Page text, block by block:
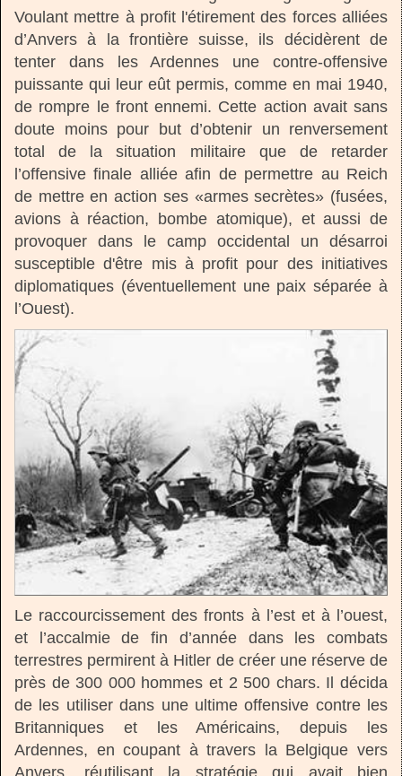
Voulant mettre à profit l'étirement des forces alliées
d’Anvers à la frontière suisse, ils décidèrent de
tenter dans les Ardennes une contre-offensive
puissante qui leur eût permis, comme en mai 1940,
de rompre le front ennemi. Cette action avait sans
doute moins pour but d’obtenir un renversement
total de la situation militaire que de retarder
l’offensive finale alliée afin de permettre au Reich
de mettre en action ses «armes secrètes» (fusées,
avions à réaction, bombe atomique), et aussi de
provoquer dans le camp occidental un désarroi
susceptible d'être mis à profit pour des initiatives
diplomatiques (éventuellement une paix séparée à
l’Ouest).
Le raccourcissement des fronts à l’est et à l’ouest,
et l’accalmie de fin d’année dans les combats
terrestres permirent à Hitler de créer une réserve de
près de 300 000 hommes et 2 500 chars. Il décida
de les utiliser dans une ultime offensive contre les
Britanniques et les Américains, depuis les
Ardennes, en coupant à travers la Belgique vers
Anvers, réutilisant la stratégie qui avait bien